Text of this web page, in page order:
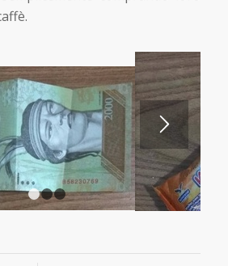
1 2 3